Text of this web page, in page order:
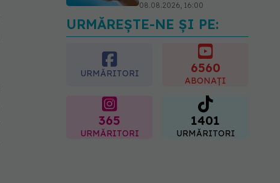
08.08.2026, 16:00
Transpirații nocturne:
semnul ignorat care poate
ascunde probleme
serioase de sănătate
08.08.2026, 20:00
URMĂREȘTE-NE ȘI PE:
URMĂRITORI 6560
ABONAȚI
365
URMĂRITORI
1401
URMĂRITORI